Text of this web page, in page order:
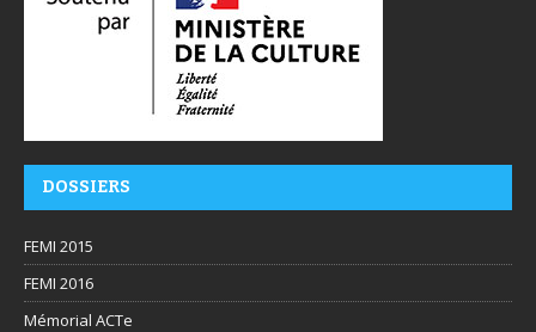
DOSSIERS
FEMI 2015
FEMI 2016
Mémorial ACTe